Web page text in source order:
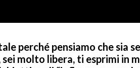
perché pensiamo che sia
molto libera, ti esprimi in